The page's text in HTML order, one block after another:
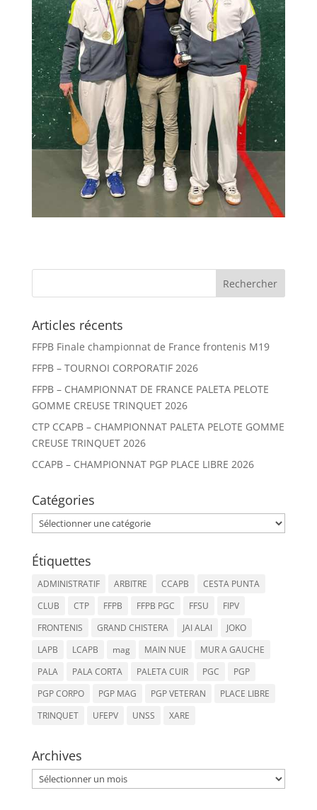
Articles récents
FFPB Finale championnat de France frontenis M19
FFPB – TOURNOI CORPORATIF 2026
FFPB – CHAMPIONNAT DE FRANCE PALETA PELOTE
GOMME CREUSE TRINQUET 2026
CTP CCAPB – CHAMPIONNAT PALETA PELOTE GOMME
CREUSE TRINQUET 2026
CCAPB – CHAMPIONNAT PGP PLACE LIBRE 2026
Catégories
Catégories
Étiquettes
ADMINISTRATIF ARBITRE CCAPB
CESTA PUNTA
CLUB
CTP FFPB FFPB PGC FFSU
FIPV
FRONTENIS
GRAND CHISTERA JAI ALAI
JOKO
LAPB
LCAPB mag MAIN NUE
MUR A GAUCHE
PALA
PALA CORTA PALETA CUIR PGC
PGP
PGP CORPO
PGP MAG PGP VETERAN
PLACE LIBRE
TRINQUET
UFEPV UNSS XARE
Archives
Archives